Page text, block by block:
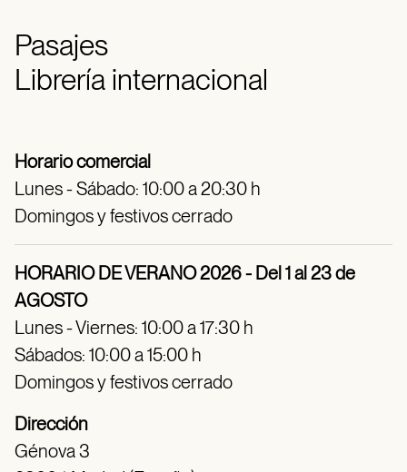
Pasajes
Librería internacional
Horario comercial
Lunes - Sábado: 10:00 a 20:30 h
Domingos y festivos cerrado
HORARIO DE VERANO 2026 - Del 1 al 23 de
AGOSTO
Lunes - Viernes: 10:00 a 17:30 h
Sábados: 10:00 a 15:00 h
Domingos y festivos cerrado
Dirección
Génova 3